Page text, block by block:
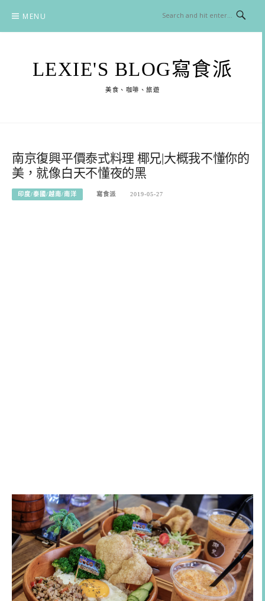
content
MENU
LEXIE'S BLOG寫食派
美食、咖啡、旅遊
南京復興平價泰式料理 椰兄|大概我不懂你的
美，就像白天不懂夜的黑
印度/泰國/越南/南洋 寫食派 2019-05-27